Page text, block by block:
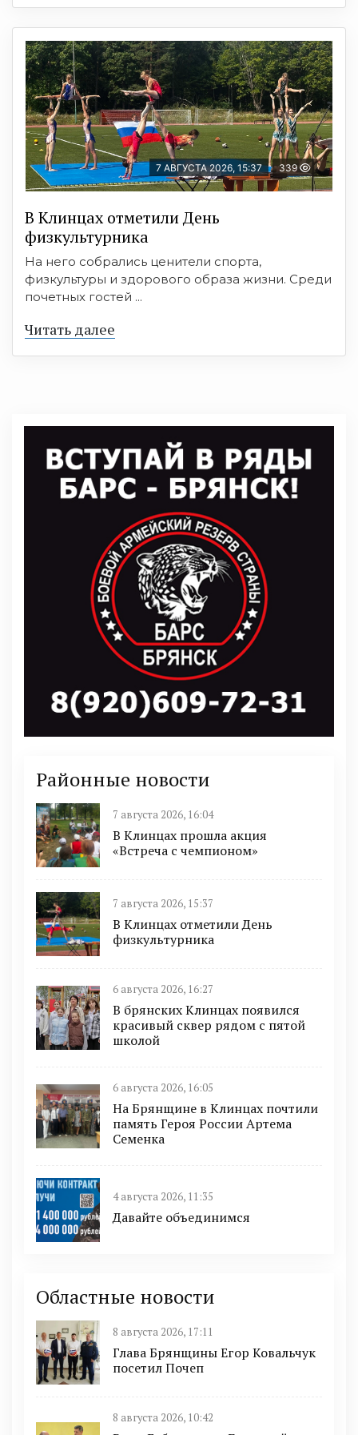
7 АВГУСТА 2026, 15:37 339
В Клинцах отметили День
физкультурника
На него собрались ценители спорта,
физкультуры и здорового образа жизни. Среди
почетных гостей ...
Читать далее
Районные новости
7 августа 2026, 16:04
В Клинцах прошла акция
«Встреча с чемпионом»
7 августа 2026, 15:37
В Клинцах отметили День
физкультурника
6 августа 2026, 16:27
В брянских Клинцах появился
красивый сквер рядом с пятой
школой
6 августа 2026, 16:05
На Брянщине в Клинцах почтили
память Героя России Артема
Семенка
4 августа 2026, 11:35
Давайте объединимся
Областные новости
8 августа 2026, 17:11
Глава Брянщины Егор Ковальчук
посетил Почеп
8 августа 2026, 10:42